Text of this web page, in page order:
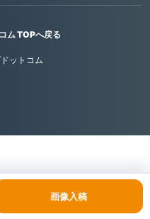
ム TOPへ戻る
ットコム
画像入稿